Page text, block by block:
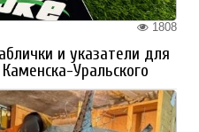
1808
и указатели для
Уральского